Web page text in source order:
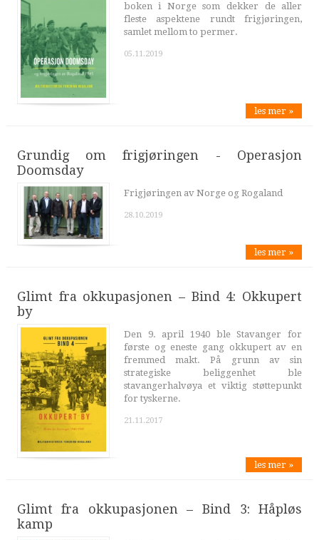
boken i Norge som dekker de aller
fleste aspektene rundt frigjøringen,
samlet mellom to permer.
05.11.2019
les mer »
Grundig om frigjøringen - Operasjon
Doomsday
Frigjøringen av Norge og Rogaland
28.10.2019
les mer »
Glimt fra okkupasjonen – Bind 4: Okkupert
by
Den 9. april 1940 ble Stavanger for
første og eneste gang okkupert av en
fremmed makt. På grunn av sin
strategiske beliggenhet ble
stavangerhalvøya et viktig støttepunkt
for tyskerne.
21.11.2017
les mer »
Glimt fra okkupasjonen – Bind 3: Håpløs
kamp